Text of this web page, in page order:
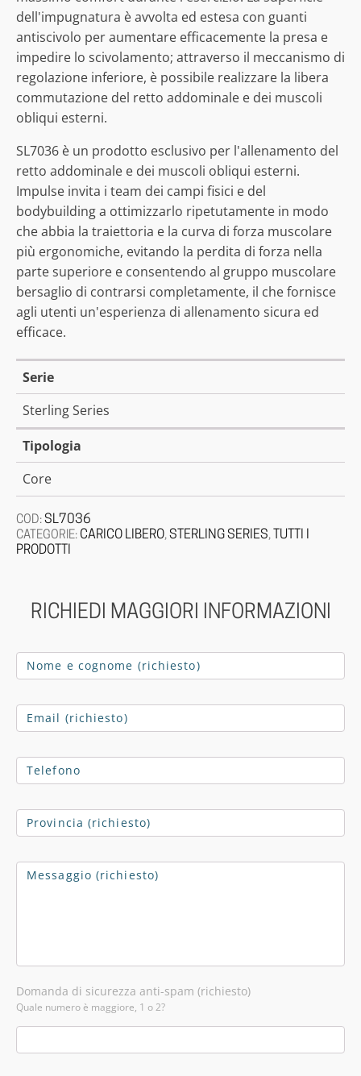
dell'impugnatura è avvolta ed estesa con guanti
antiscivolo per aumentare efficacemente la presa e
impedire lo scivolamento; attraverso il meccanismo di
regolazione inferiore, è possibile realizzare la libera
commutazione del retto addominale e dei muscoli
obliqui esterni.
SL7036 è un prodotto esclusivo per l'allenamento del
retto addominale e dei muscoli obliqui esterni.
Impulse invita i team dei campi fisici e del
bodybuilding a ottimizzarlo ripetutamente in modo
che abbia la traiettoria e la curva di forza muscolare
più ergonomiche, evitando la perdita di forza nella
parte superiore e consentendo al gruppo muscolare
bersaglio di contrarsi completamente, il che fornisce
agli utenti un'esperienza di allenamento sicura ed
efficace.
Serie
Sterling Series
Tipologia
Core
COD: SL7036
CATEGORIE: CARICO LIBERO, STERLING SERIES,
TUTTI I
PRODOTTI
RICHIEDI MAGGIORI INFORMAZIONI
Domanda di sicurezza anti-spam (richiesto)
Quale numero è maggiore, 1 o 2?